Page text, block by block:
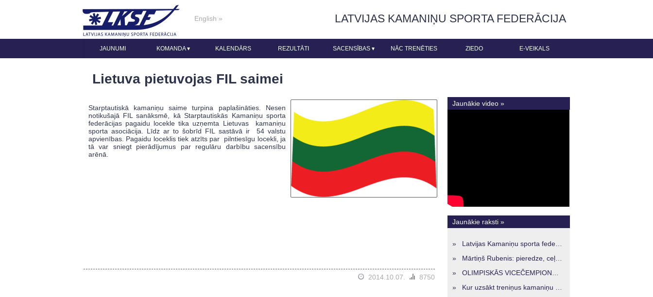
English » LATVIJAS KAMANIŅU SPORTA FEDERĀCIJA
JAUNUMI KOMANDA▾ KALENDĀRS REZULTĀTI SACENSĪBAS ▾ NĀC TRENĒTIES ZIEDO E-VEIKALS
Lietuva pietuvojas FIL saimei
Starptautiskā kamaniņu saime turpina paplašināties. Nesen
notikušajā FIL sanāksmē, kā Starptautiskās Kamaniņu sporta
federācijas pagaidu locekle tika uzņemta Lietuvas kamaniņu
sporta asociācija. Līdz ar to šobrīd FIL sastāvā ir 54 valstu
apvienības. Pagaidu loceklis tiek atzīts par pilntiesīgu locekli, ja
tā var sniegt pierādījumus par regulāru darbību sacensību
arēnā.
2014.10.07. 8750
Jaunākie video »
Jaunākie raksti »
» Latvijas Kamaniņu sporta federācijā ievēlēta vadība nākamajam četru gadu termiņam
» Mārtiņš Rubenis: pieredze, ceļš un skatījums uz Latvijas kamaniņu sportu
»OLIMPISKĀS VICEČEMPIONES ENERĢIJA TURPINĀS ARĪ STARPSEZONĀ
» Kur uzsākt treniņus kamaniņu sportā Latvijā? Iespējas jaunajiem sportistiem visos reģionos